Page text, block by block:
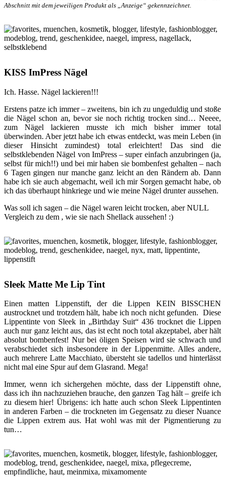
Abschnitt mit dem jeweiligen Produkt als „Anzeige“ gekennzeichnet.
KISS ImPress Nägel
Ich. Hasse. Nägel lackieren!!!
Erstens patze ich immer – zweitens, bin ich zu ungeduldig und stoße
die Nägel schon an, bevor sie noch richtig trocken sind… Neeee,
zum Nägel lackieren musste ich mich bisher immer total
überwinden. Aber jetzt habe ich etwas entdeckt, was mein Leben (in
dieser Hinsicht zumindest) total erleichtert! Das sind die
selbstklebenden Nägel von ImPress – super einfach anzubringen (ja,
selbst für mich!!) und bei mir haben sie bombenfest gehalten – nach
6 Tagen gingen nur manche ganz leicht an den Rändern ab. Dann
habe ich sie auch abgemacht, weil ich mir Sorgen gemacht habe, ob
ich das überhaupt hinkriege und wie meine Nägel drunter aussehen.
Was soll ich sagen – die Nägel waren leicht trocken, aber NULL
Vergleich zu dem , wie sie nach Shellack aussehen! :)
Sleek Matte Me Lip Tint
Einen matten Lippenstift, der die Lippen KEIN BISSCHEN
austrocknet und trotzdem hält, habe ich noch nicht gefunden. Diese
Lippentinte von Sleek in „Birthday Suit“ 436 trocknet die Lippen
auch nur ganz leicht aus, das ist echt noch total akzeptabel, aber hält
absolut bombenfest! Nur bei öligen Speisen wird sie schwach und
verabschiedet sich insbesondere in der Lippenmitte. Alles andere,
auch mehrere Latte Macchiato, übersteht sie tadellos und hinterlässt
nicht mal eine Spur auf dem Glasrand. Mega!
Immer, wenn ich sichergehen möchte, dass der Lippenstift ohne,
dass ich ihn nachzuziehen brauche, den ganzen Tag hält – greife ich
zu diesem hier! Übrigens: ich hatte auch schon Sleek Lippentinten
in anderen Farben – die trockneten im Gegensatz zu dieser Nuance
die Lippen extrem aus. Hat wohl was mit der Pigmentierung zu
tun…